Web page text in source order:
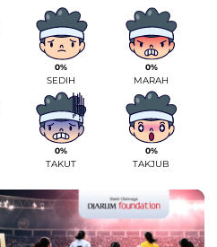
0%
SEDIH
0%
MARAH
0%
TAKUT
0%
TAKJUB